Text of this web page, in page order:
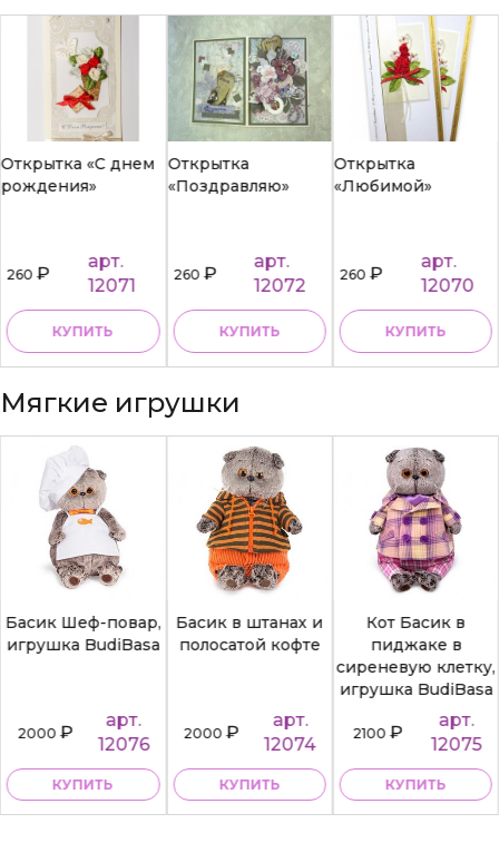
Открытка «С днем
рождения»
260₽
арт.
12071
КУПИТЬ
Открытка
«Поздравляю»
260₽
арт.
12072
КУПИТЬ
Открытка
«Любимой»
260₽
арт.
12070
КУПИТЬ
Мягкие игрушки
Басик Шеф-повар,
игрушка BudiBasa
2000₽
арт.
12076
КУПИТЬ
Басик в штанах и
полосатой кофте
2000₽
арт.
12074
КУПИТЬ
Кот Басик в
пиджаке в
сиреневую клетку,
игрушка BudiBasa
2100₽
арт.
12075
КУПИТЬ